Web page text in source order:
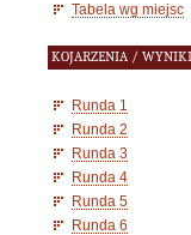
Tabela wg miejsc
KOJARZENIA / WYNIKI
Runda 1
Runda 2
Runda 3
Runda 4
Runda 5
Runda 6